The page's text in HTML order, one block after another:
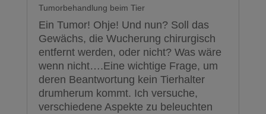
Tumorbehandlung beim Tier
Ein Tumor! Ohje! Und nun? Soll das
Gewächs, die Wucherung chirurgisch
entfernt werden, oder nicht? Was wäre
wenn nicht….Eine wichtige Frage, um
deren Beantwortung kein Tierhalter
drumherum kommt. Ich versuche,
verschiedene Aspekte zu beleuchten